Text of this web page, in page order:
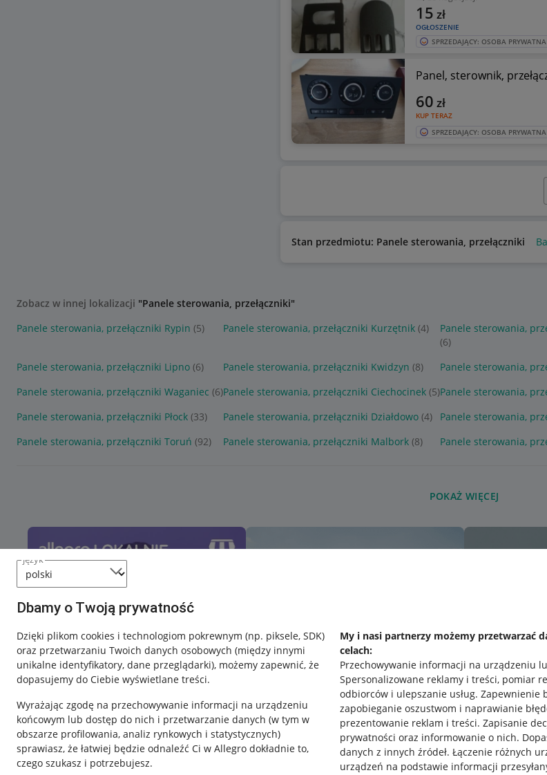
język
Dbamy o Twoją prywatność
Dzięki plikom cookies i technologiom pokrewnym (np. piksele, SDK)
oraz przetwarzaniu Twoich danych osobowych (między innymi
unikalne identyfikatory, dane przeglądarki), możemy zapewnić, że
dopasujemy do Ciebie wyświetlane treści.
Wyrażając zgodę na przechowywanie informacji na urządzeniu
końcowym lub dostęp do nich i przetwarzanie danych (w tym w
obszarze profilowania, analiz rynkowych i statystycznych)
sprawiasz, że łatwiej będzie odnaleźć Ci w Allegro dokładnie to,
czego szukasz i potrzebujesz.
My i nasi partnerzy możemy przetwarzać
celach:
Przechowywanie informacji na urządzeniu
Spersonalizowane reklamy i treści, pomiar
odbiorców i ulepszanie usług. Zapewnienie
zapobieganie oszustwom i naprawianie
prezentowanie reklam i treści. Zapisanie
prywatności oraz informowanie o nich.
danych z innych źródeł. Łączenie różnych
urządzeń na podstawie informacji
OGŁOSZENIE
15 zł
SPRZEDAJĄCY: OSOBA PRYWATNA
Panel, sterownik,
KUP TERAZ
60 zł
SPRZEDAJĄCY: OSOBA PRYWATNA
Stan przedmiotu: Panele sterowania, przełączniki
Zobacz w innej lokalizacji "Panele sterowania, przełączniki"
Panele sterowania, przełączniki Rypin (5) Panele sterowania, przełączniki Kurzętnik (4)
Panele sterowania,
(6)
Panele sterowania, przełączniki Lipno (6) Panele sterowania, przełączniki Kwidzyn (8) Panele sterowania,
Panele sterowania, przełączniki Waganiec (6)Panele sterowania, przełączniki Ciechocinek (5)Panele sterowania,
Panele sterowania, przełączniki Płock (33) Panele sterowania, przełączniki Działdowo (4) Panele sterowania,
Panele sterowania, przełączniki Toruń (92) Panele sterowania, przełączniki Malbork (8) Panele sterowania,
POKAŻ WIĘCEJ